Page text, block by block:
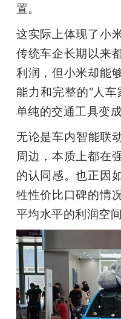
置。
这实际上体现了小
传统车企长期以来
利润，但小米却能
能力和完整的“人
单纯的交通工具变
无论是车内智能联
周边，本质上都在
的认同感。也正因
牲性价比口碑的情
平均水平的利润空间